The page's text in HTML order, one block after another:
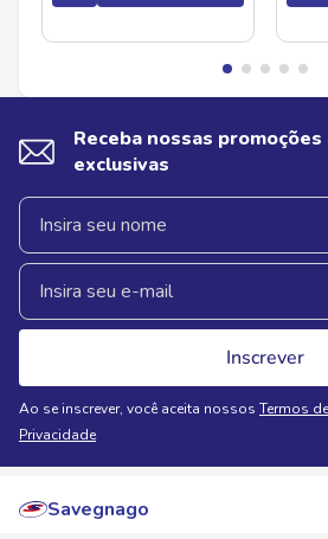
Receba nossas
exclusivas
Inscrever
Ao se inscrever, você aceita nossos Termos
Privacidade
Savegnago